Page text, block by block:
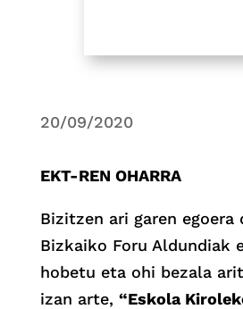
20/09/2020
EKT-REN OHARRA
Bizitzen ari garen egoera
Bizkaiko Foru Aldundiak
hobetu eta ohi bezala
izan arte, “Eskola